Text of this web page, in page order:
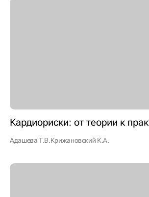
Кардиориски: от теории к
Адашева Т.В.Крижановский К.А.